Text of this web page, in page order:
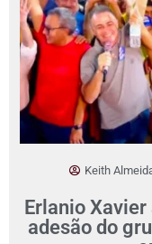
Keith
Erlanio
adesão do